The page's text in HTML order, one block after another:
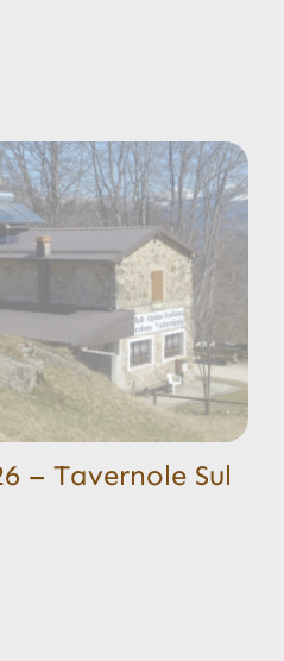
– Tavernole Sul